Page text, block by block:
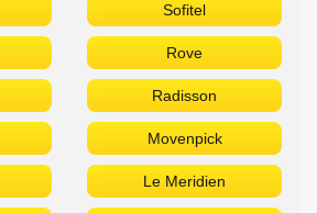
Sofitel
Rove
Radisson
Movenpick
Le Meridien